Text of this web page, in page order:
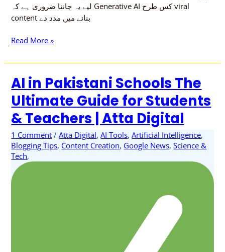
لیے یہ جاننا ضروری ہے کہ Generative AI کس طرح viral
content بنانے میں مدد دے
2025
Read More »
AI in Pakistani Schools The
Ultimate Guide for Students
& Teachers | Atta Digital
1 Comment /Atta Digital,AI Tools,Artificial Intelligence,
Blogging Tips, Content Creation, Google News,Science &
Tech,
AI
in
Pakistani
Schools
The
Ultimate
Guide
for
Students
&